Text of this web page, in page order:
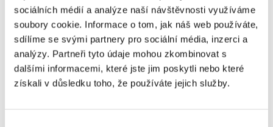
sociálních médií a analýze naší návštěvnosti využíváme
soubory cookie. Informace o tom, jak náš web používáte,
sdílíme se svými partnery pro sociální média, inzerci a
analýzy. Partneři tyto údaje mohou zkombinovat s
dalšími informacemi, které jste jim poskytli nebo které
získali v důsledku toho, že používáte jejich služby.
jako: „Jaký bude kolektiv? Zapadnu do něj?
Budu práci zvládat?“ Období adaptace…
Číst více